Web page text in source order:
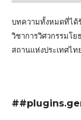
บทความทั้งหมดที่ได้
วิชาการวิศวกรรมโ
สถานแห่งประเทศไ